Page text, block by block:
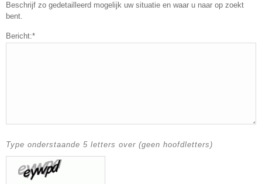
Beschrijf zo gedetailleerd mogelijk uw situatie en waar u naar op zoekt
bent.
Bericht:*
Type onderstaande 5 letters over (geen hoofdletters)